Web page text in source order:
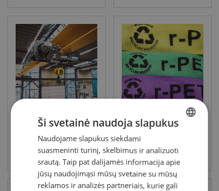
tikslams subalansuotą
techniką, galima vadovautis
keliais bendriniais kriterijais,
kurie neabejotinai palengvins
pasirinkimo procesą.
sijos griebtuvus
maksimalų stabilų, taip pat
juos lengva montuoti, todėl
šio tipo mechanizmai
praktikoje naudojami bene
dažniausiai.
Kėlimo stropų tarnavimo
trukmė ir kaip ją prailginti?
metų. Kėlimo jungčių
naudojimo taisyklės nurodo,
kad išsamią stropų patikrą
reikia atlikti mažiausiai 1
kartą per 12mėnesius, o
kartais ir dažniau.
LITHUANIAN
ENGLISH TRANSLATION
Ši svetainė naudoja slapukus
Naudojame slapukus siekdami
suasmeninti turinį, skelbimus ir analizuoti
srautą. Taip pat dalijamės informacija apie
jūsų naudojimąsi mūsų svetaine su mūsų
reklamos ir analizės partneriais, kurie gali